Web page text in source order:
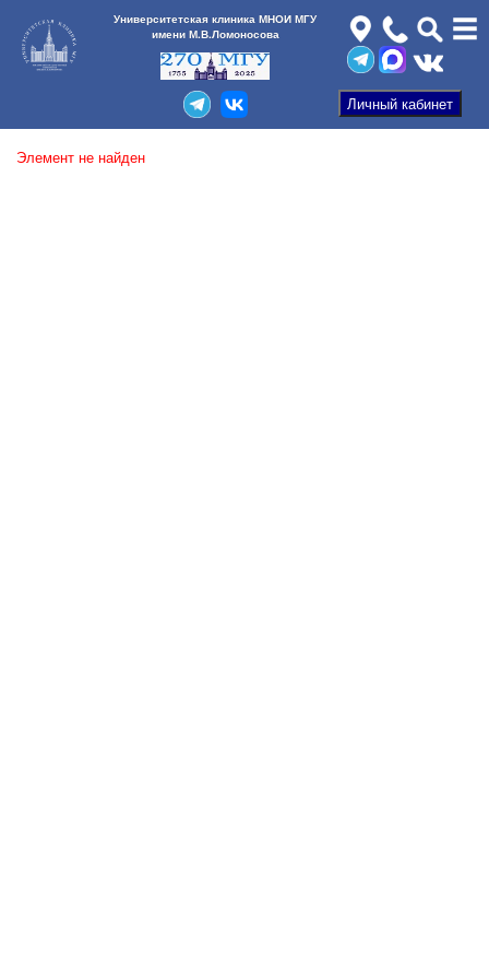
Университетская клиника МНОИ МГУ
имени М.В.Ломоносова
Элемент не найден